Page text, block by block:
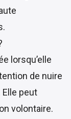
lorsqu’elle
de nuire
peut
volontaire.